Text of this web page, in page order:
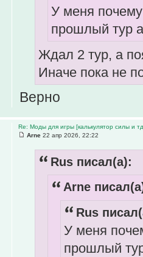
У меня
прошлый тур
Ждал 2 тур, а
Иначе пока не
Верно
Re: Моды для игры [калькулятор силы и
Arne 22 апр 2026, 22:22
Rus писал(а):
Arne
Rus
У меня
прошлый